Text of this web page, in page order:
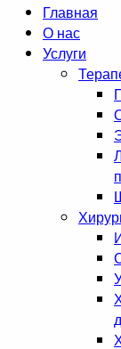
Главная
О нас
Услуги